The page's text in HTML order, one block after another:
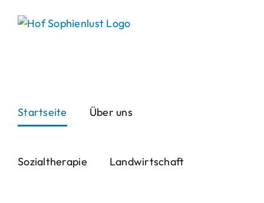
Startseite Über uns
Sozialtherapie Landwirtschaft